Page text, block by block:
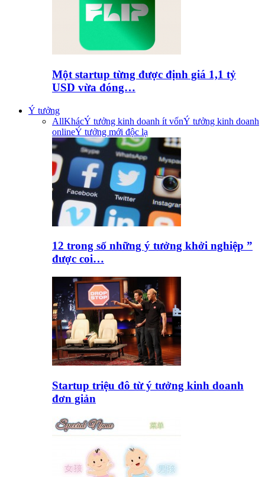
Một startup từng được định giá 1,1 tỷ
USD vừa đóng…
Ý tưởng
AllKhácÝ tưởng kinh doanh ít vốnÝ tưởng kinh doanh
onlineÝ tưởng mới độc lạ
12 trong số những ý tưởng khởi nghiệp ”
được coi…
Startup triệu đô từ ý tưởng kinh doanh
đơn giản